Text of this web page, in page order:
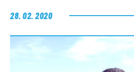
28. 02. 2020